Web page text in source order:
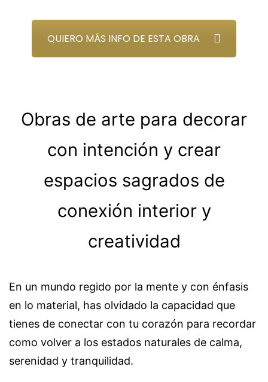
QUIERO MÁS INFO DE ESTA OBRA
Obras de arte para decorar
con intención y crear
espacios sagrados de
conexión interior y
creatividad
En un mundo regido por la mente y con énfasis
en lo material, has olvidado la capacidad que
tienes de conectar con tu corazón para recordar
como volver a los estados naturales de calma,
serenidad y tranquilidad.